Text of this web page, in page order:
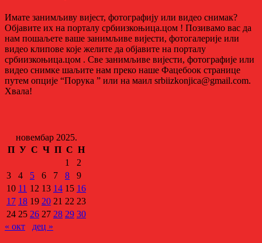
Имате занимљиву вијест, фотографију или видео снимак?
Објавите их на порталу србиизкоњица.цом ! Позивамо вас да
нам пошаљете ваше занимљиве вијести, фотогалерије или
видео клипове које желите да објавите на порталу
србиизкоњица.цом . Све занимљиве вијести, фотографије или
видео снимке шаљите нам преко наше Фацебоок странице
путем опције “Порука ” или на маил srbiizkonjica@gmail.com.
Хвала!
новембар 2025.
П У С Ч П С Н
1
2
3
4 5 6 7 8
9
10 11 12 13 14 15 16
17 18 19 20 21 22 23
24 25 26 27 28 29 30
« окт
дец »